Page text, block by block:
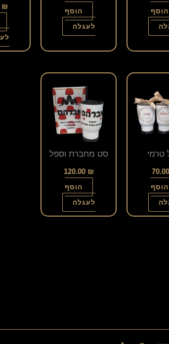
הוסף
הוסף
לעגלה
₪
טרמי
70.00
הוסף
סט מחברת וספל
120.00 ₪
הוסף
לעגלה